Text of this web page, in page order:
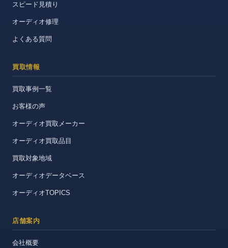
スピード見積り
オーディオ修理
よくある質問
買取情報
買取事例一覧
お客様の声
オーディオ買取メーカー
オーディオ買取品目
買取対象地域
オーディオデータベース
オーディオTOPICS
店舗案内
会社概要